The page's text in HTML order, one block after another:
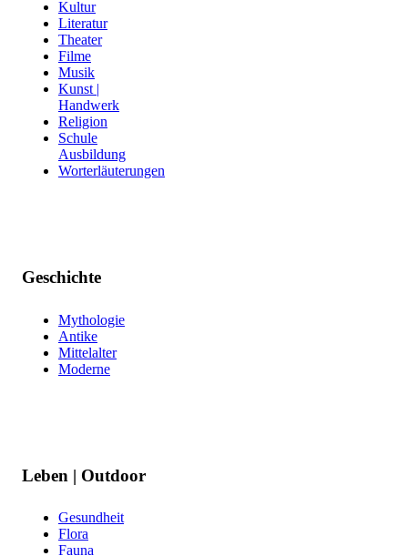
Kultur
Literatur
Theater
Filme
Musik
Kunst |
Handwerk
Religion
Schule
Ausbildung
Worterläuterungen
Geschichte
Mythologie
Antike
Mittelalter
Moderne
Leben | Outdoor
Gesundheit
Flora
Fauna